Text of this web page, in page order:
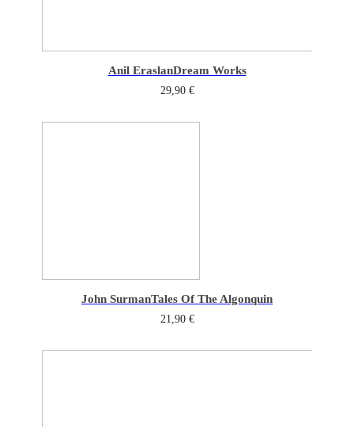
Anil EraslanDream Works
29,90 €
John SurmanTales Of The Algonquin
21,90 €